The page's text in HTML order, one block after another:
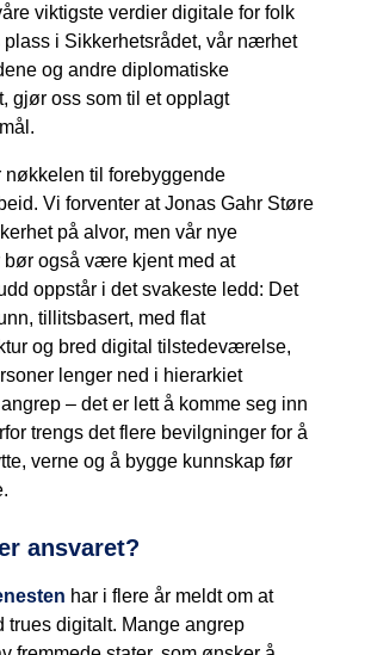
viktigste verdier digitale for folk
plass i Sikkerhetsrådet, vår nærhet
og andre diplomatiske
gjør oss som til et opplagt
nøkkelen til forebyggende
Vi forventer at Jonas Gahr Støre
på alvor, men vår nye
bør også være kjent med at
oppstår i det svakeste ledd: Det
tillitsbasert, med flat
og bred digital tilstedeværelse,
lenger ned i hierarkiet
– det er lett å komme seg inn
trengs det flere bevilgninger for å
verne og å bygge kunnskap før
ansvaret?
har i flere år meldt om at
trues digitalt. Mange angrep